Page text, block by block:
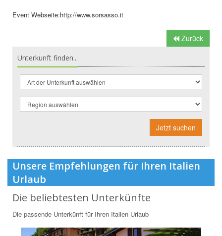
Event Webseite:http://www.sorsasso.it
Zurück
Unterkunft finden...
Jetzt suchen
Unsere Empfehlungen für Ihren Italien
Urlaub
Die beliebtesten Unterkünfte
Die passende Unterkünft für Ihren Italien Urlaub